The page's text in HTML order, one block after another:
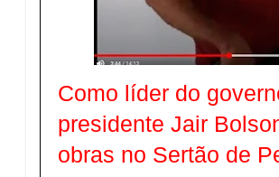
Como líder do
presidente Jair
obras no Sertão de